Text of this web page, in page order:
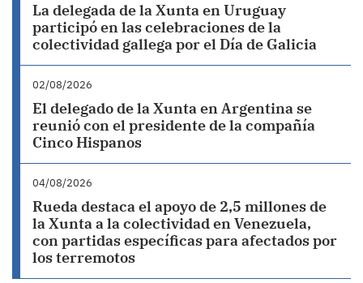
La delegada de la Xunta en Uruguay
participó en las celebraciones de la
colectividad gallega por el Día de Galicia
02/08/2026
El delegado de la Xunta en Argentina se
reunió con el presidente de la compañía
Cinco Hispanos
04/08/2026
Rueda destaca el apoyo de 2,5 millones de
la Xunta a la colectividad en Venezuela,
con partidas específicas para afectados por
los terremotos